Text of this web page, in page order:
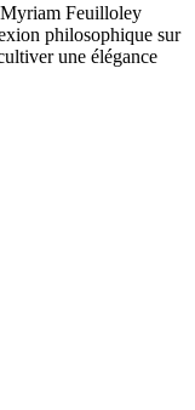
Myriam Feuilloley
philosophique sur
une élégance